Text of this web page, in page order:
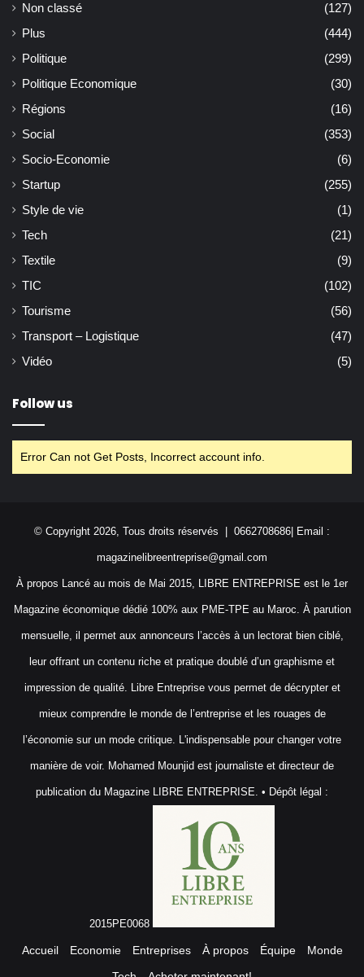
Non classé
(127)
Plus
(444)
Politique
(299)
Politique Economique
(30)
Régions
(16)
Social
(353)
Socio-Economie
(6)
Startup
(255)
Style de vie
(1)
Tech
(21)
Textile
(9)
TIC
(102)
Tourisme
(56)
Transport – Logistique
(47)
Vidéo
(5)
Follow us
Error Can not Get Posts, Incorrect account info.
© Copyright 2026, Tous droits réservés | 0662708686| Email :
magazinelibreentreprise@gmail.com
À propos Lancé au mois de Mai 2015, LIBRE ENTREPRISE est le 1er
Magazine économique dédié 100% aux PME-TPE au Maroc. À parution
mensuelle, il permet aux annonceurs l’accès à un lectorat bien ciblé,
leur offrant un contenu riche et pratique doublé d’un graphisme et
impression de qualité. Libre Entreprise vous permet de décrypter et
mieux comprendre le monde de l’entreprise et les rouages de
l’économie sur un mode critique. L'indispensable pour changer votre
manière de voir. Mohamed Mounjid est journaliste et directeur de
publication du Magazine LIBRE ENTREPRISE. • Dépôt légal :
2015PE0068
Accueil Economie Entreprises À propos Équipe
Monde